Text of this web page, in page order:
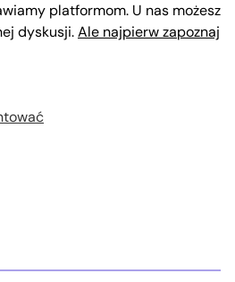
platformom. U nas możesz
dyskusji.Ale najpierw zapoznaj